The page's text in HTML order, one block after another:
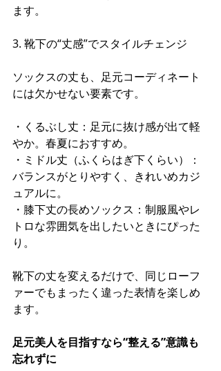
ます。
3. 靴下の“丈感”でスタイルチェンジ
ソックスの丈も、足元コーディネート
には欠かせない要素です。
・くるぶし丈：足元に抜け感が出て軽
やか。春夏におすすめ。
・ミドル丈（ふくらはぎ下くらい）：
バランスがとりやすく、きれいめカジ
ュアルに。
・膝下丈の長めソックス：制服風やレ
トロな雰囲気を出したいときにぴった
り。
靴下の丈を変えるだけで、同じローフ
ァーでもまったく違った表情を楽しめ
ます。
足元美人を目指すなら“整える”意識も
忘れずに